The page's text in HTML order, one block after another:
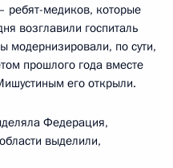
ребят-медиков, которые
возглавили госпиталь
модернизировали, по сути,
прошлого года вместе
его открыли.
Федерация,
выделили,